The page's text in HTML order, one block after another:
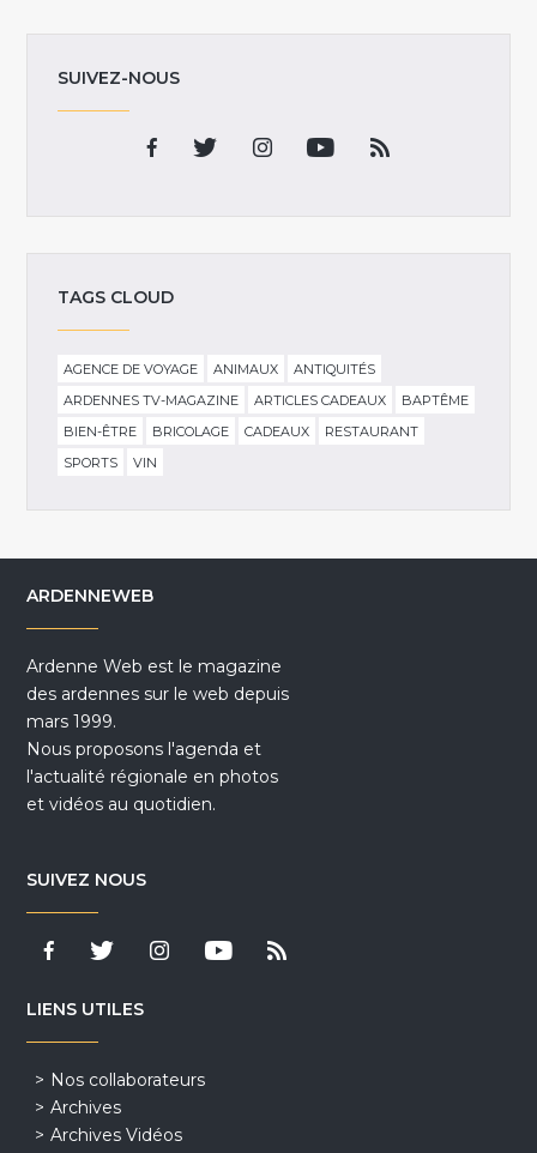
SUIVEZ-NOUS
TAGS CLOUD
AGENCE DE VOYAGE ANIMAUX
ANTIQUITÉS
ARDENNES TV-MAGAZINE
ARTICLES CADEAUX
BAPTÊME
BIEN-ÊTRE
BRICOLAGE CADEAUX
RESTAURANT
SPORTS
VIN
ARDENNEWEB
Ardenne Web est le magazine
des ardennes sur le web depuis
mars 1999.
Nous proposons l'agenda et
l'actualité régionale en photos
et vidéos au quotidien.
SUIVEZ NOUS
LIENS UTILES
Nos collaborateurs
Archives
Archives Vidéos